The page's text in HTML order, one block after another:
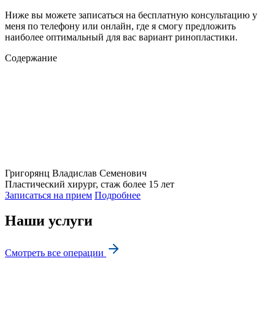
Ниже вы можете записаться на бесплатную консультацию у
меня по телефону или онлайн, где я смогу предложить
наиболее оптимальный для вас вариант ринопластики.
Содержание
Григорянц Владислав Семенович
Пластический хирург, стаж более 15 лет
Записаться на прием Подробнее
Наши услуги
Смотреть все операции